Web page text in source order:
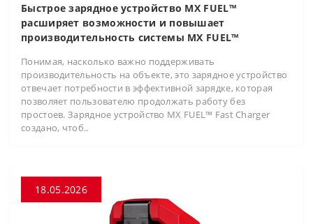
Быстрое зарядное устройство MX FUEL™
расширяет возможности и повышает
производительность системы MX FUEL™
Понимая, насколько важно поддерживать
производительность на объекте, это зарядное устройство
отвечает потребности в эффективной зарядке, которая
позволяет пользователю продолжать работу без
простоев. Зарядное устройство MX FUEL™ Fast Charger
создано, чтоб..
18.05.2026